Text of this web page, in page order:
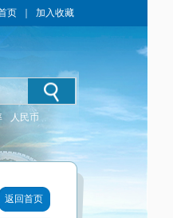
页 加入收藏
人民币
返回首页